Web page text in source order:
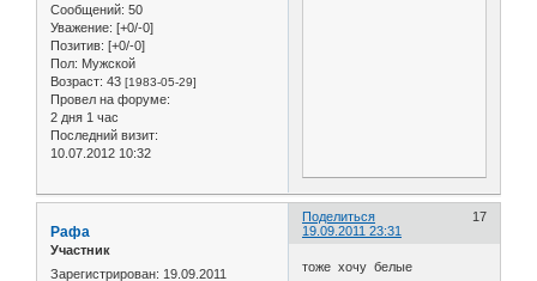
Сообщений: 50
Уважение: [+0/-0]
Позитив: [+0/-0]
Пол: Мужской
Возраст: 43 [1983-05-29]
Провел на форуме:
2 дня 1 час
Последний визит:
10.07.2012 10:32
Поделиться
17
19.09.2011 23:31
Рафа
Участник
Зарегистрирован: 19.09.2011
тоже хочу белые